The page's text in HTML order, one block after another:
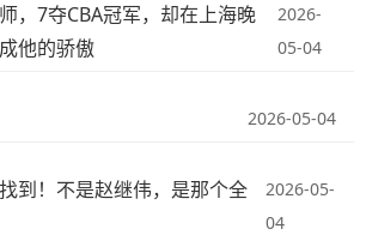
，7夺CBA冠军，却在上海晚
他的骄傲
2026-
05-04
2026-05-04
到！不是赵继伟，是那个全
2026-05-
04